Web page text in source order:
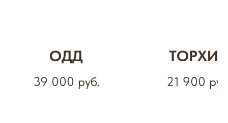
ОДД
39 000 руб.
ТОРХИЛ
21 900